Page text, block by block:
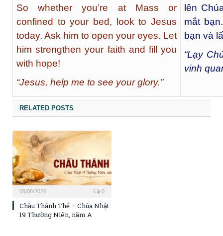
So whether you’re at Mass or
confined to your bed, look to Jesus
today. Ask him to open your eyes. Let
him strengthen your faith and fill you
with hope!
“Jesus, help me to see your glory.”
lên
mắt
bạn và
“Lạy
vinh
RELATED POSTS
08/08/2026 0
Chầu Thánh Thể – Chúa Nhật
19 Thường Niên, năm A